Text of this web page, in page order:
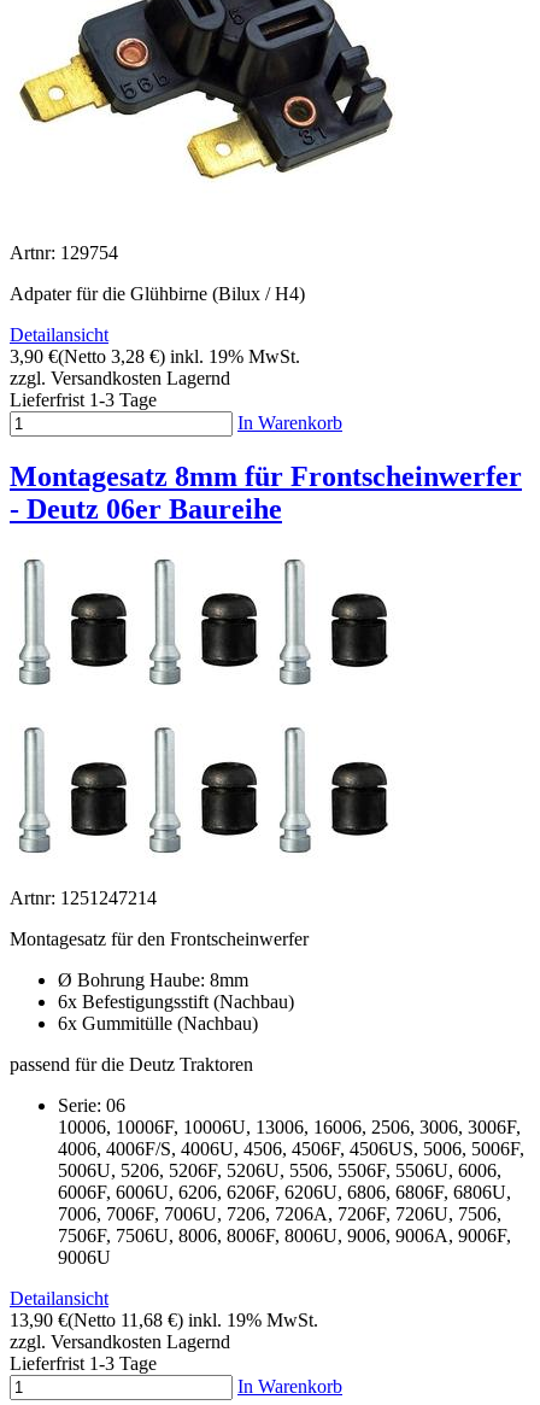
Artnr: 129754
Adpater für die Glühbirne (Bilux / H4)
Detailansicht
3,90 €(Netto 3,28 €) inkl. 19% MwSt.
zzgl. Versandkosten Lagernd
Lieferfrist 1-3 Tage
In Warenkorb
Montagesatz 8mm für Frontscheinwerfer
- Deutz 06er Baureihe
Artnr: 1251247214
Montagesatz für den Frontscheinwerfer
Ø Bohrung Haube: 8mm
6x Befestigungsstift (Nachbau)
6x Gummitülle (Nachbau)
passend für die Deutz Traktoren
Serie: 06
10006, 10006F, 10006U, 13006, 16006, 2506, 3006, 3006F,
4006, 4006F/S, 4006U, 4506, 4506F, 4506US, 5006, 5006F,
5006U, 5206, 5206F, 5206U, 5506, 5506F, 5506U, 6006,
6006F, 6006U, 6206, 6206F, 6206U, 6806, 6806F, 6806U,
7006, 7006F, 7006U, 7206, 7206A, 7206F, 7206U, 7506,
7506F, 7506U, 8006, 8006F, 8006U, 9006, 9006A, 9006F,
9006U
Detailansicht
13,90 €(Netto 11,68 €) inkl. 19% MwSt.
zzgl. Versandkosten Lagernd
Lieferfrist 1-3 Tage
In Warenkorb